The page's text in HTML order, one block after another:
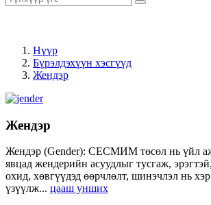
Нүүр
Бүрэлдэхүүн хэсгүүд
Жендэр
Жендэр
Жендэр (Gender): СЕСМИМ төсөл нь үйл
явцад жендерийн асуудлыг тусгаж,
охид, хөвгүүдэд өөрчлөлт, шинэчлэл нь
үзүүлж... цааш унших